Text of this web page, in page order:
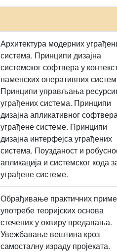
Архитектура модерних
система. Принципи дизајна
системског софтвера у
наменских оперативних
Принципи управљања
уграђених система. Принципи
дизајна апликативног
уграђене системе. Принципи
дизајна интерфејса уграђених
система. Поузданост и
апликација и системског кода
уграђене системе.
Обрађивање практичних
употребе теоријских основа
стечених у оквиру предавања.
Увежбавање вештина кроз
самосталну израду пројеката.